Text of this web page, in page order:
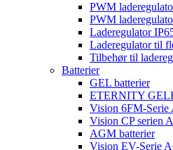
PWM
PWM
Laderegulator
Laderegulator til
Tilbehør til
Batterier
GEL batterier
ETERNITY
Vision 6FM-Serie
Vision CP serien
AGM batterier
Vision EV-Serie